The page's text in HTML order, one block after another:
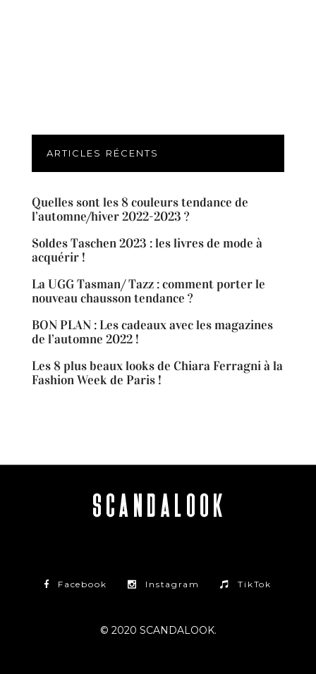
ARTICLES RÉCENTS
Quelles sont les 8 couleurs tendance de
l’automne/hiver 2022-2023 ?
Soldes Taschen 2023 : les livres de mode à
acquérir !
La UGG Tasman/ Tazz : comment porter le
nouveau chausson tendance ?
BON PLAN : Les cadeaux avec les magazines
de l’automne 2022 !
Les 8 plus beaux looks de Chiara Ferragni à la
Fashion Week de Paris !
Facebook Instagram TikTok
© 2020 SCANDALOOK.